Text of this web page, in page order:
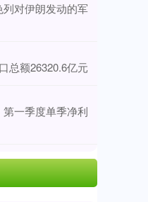
对伊朗发动的军
总额26320.6亿元
一季度单季净利